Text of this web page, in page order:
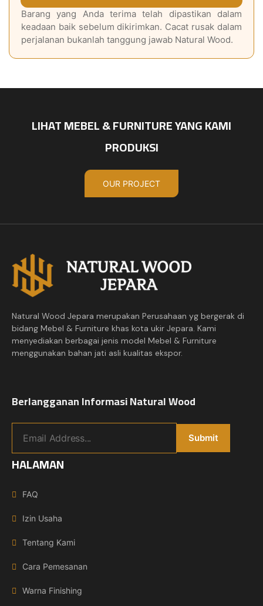
Barang yang Anda terima telah dipastikan dalam
keadaan baik sebelum dikirimkan. Cacat rusak dalam
perjalanan bukanlah tanggung jawab Natural Wood.
LIHAT MEBEL & FURNITURE YANG KAMI
PRODUKSI
OUR PROJECT
Natural Wood Jepara merupakan Perusahaan yg bergerak di
bidang Mebel & Furniture khas kota ukir Jepara. Kami
menyediakan berbagai jenis model Mebel & Furniture
menggunakan bahan jati asli kualitas ekspor.
Berlangganan Informasi Natural Wood
HALAMAN
FAQ
Izin Usaha
Tentang Kami
Cara Pemesanan
Warna Finishing